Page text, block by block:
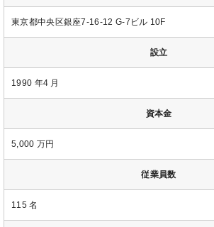
東京都中央区銀座7-16-12 G-7ビル 10F
設立
1990 年4 月
資本金
5,000 万円
従業員数
115 名